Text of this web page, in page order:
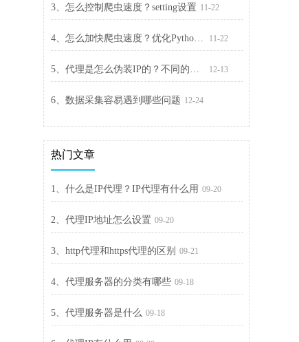
3、怎么控制爬虫速度？setting设置 11-22
4、怎么加快爬虫速度？优化Python爬虫的速度 11-22
5、代理是怎么伪装IP的？不同的代理，隐藏IP的能力不一样 12-13
6、数据采集容易遇到哪些问题 12-24
热门文章
1、什么是IP代理？IP代理有什么用 09-20
2、代理IP地址怎么设置 09-20
3、http代理和https代理的区别 09-21
4、代理服务器的分类有哪些 09-18
5、代理服务器是什么 09-18